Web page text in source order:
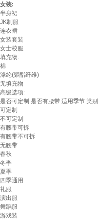
女装:
半身裙
JK制服
连衣裙
女装套装
女士校服
填充物:
棉
涤纶(聚酯纤维)
无填充物
高级选项:
是否可定制 是否有腰带 适用季节 类别
可定制
不可定制
有腰带可拆
有腰带不可拆
无腰带
春秋
冬季
夏季
四季通用
礼服
演出服
舞蹈服
游戏装